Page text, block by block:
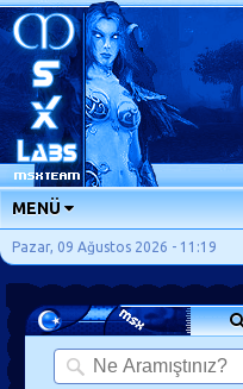
MENÜ
ANA SAYFA
FORUMLAR
SORU-CEVAP
GÜNLÜKLER
Pazar, 09 Ağustos 2026 - 11:19